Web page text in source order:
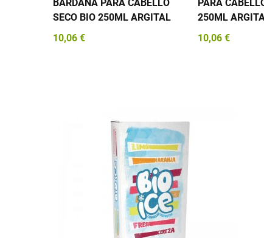
BARDANA PARA CABELLO
SECO BIO 250ML ARGITAL
10,06 €
PARA
250ML
10,06 €